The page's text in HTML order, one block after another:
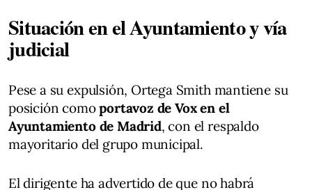
Situación en el Ayuntamiento y vía
judicial
Pese a su expulsión, Ortega Smith mantiene su
posición comoportavoz de Vox en el
Ayuntamiento de Madrid, con el respaldo
mayoritario del grupo municipal.
El dirigente ha advertido de que no habrá